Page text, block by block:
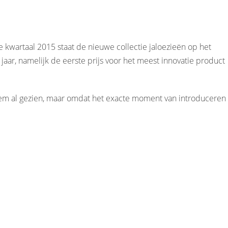
kwartaal 2015 staat de nieuwe collectie jaloezieën op het
namelijk de eerste prijs voor het meest innovatie product
al gezien, maar omdat het exacte moment van introduceren